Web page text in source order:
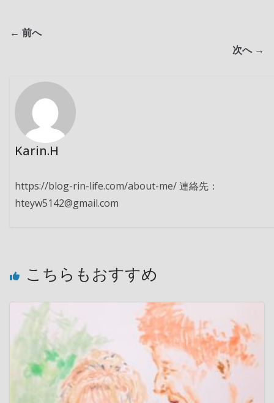
← 前へ
次へ →
Karin.H
https://blog-rin-life.com/about-me/ 連絡先：
hteyw5142@gmail.com
こちらもおすすめ